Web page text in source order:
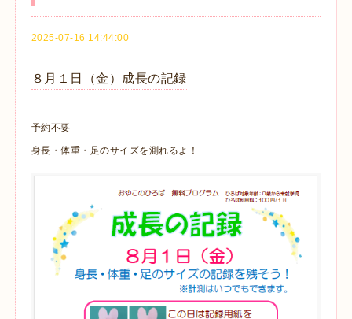
2025-07-16 14:44:00
８月１日（金）成長の記録
予約不要
身長・体重・足のサイズを測れるよ！